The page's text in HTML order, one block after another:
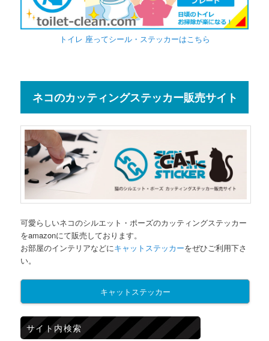
トイレ 座ってシール・ステッカーはこちら
ネコのカッティングステッカー販売サイト
可愛らしいネコのシルエット・ポーズのカッティングステッカー
をamazonにて販売しております。
お部屋のインテリアなどにキャットステッカーをぜひご利用下さ
い。
キャットステッカー
サイト内検索